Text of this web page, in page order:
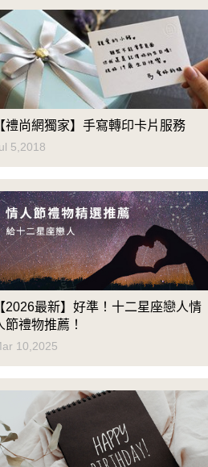
禮尚網獨家】手寫轉印卡片服務
5,2018
2026最新】好準！十二星座戀人情
節禮物推薦！
10,2025